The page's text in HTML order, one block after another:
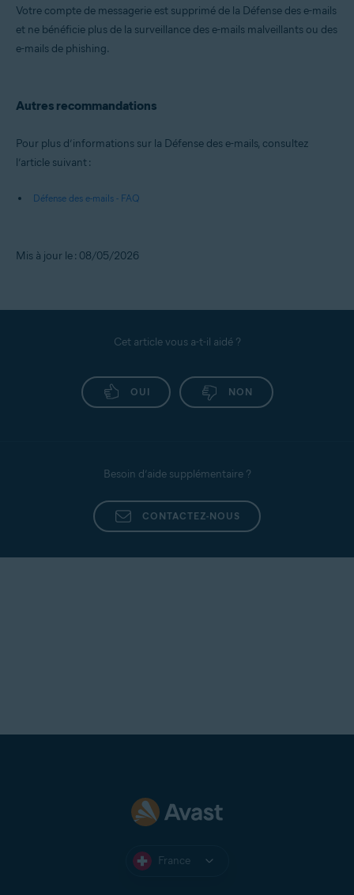
Votre compte de messagerie est supprimé de la Défense des e-mails
et ne bénéficie plus de la surveillance des e-mails malveillants ou des
e-mails de phishing.
Autres recommandations
Pour plus d’informations sur la Défense des e-mails, consultez
l’article suivant :
Défense des e-mails - FAQ
Mis à jour le : 08/05/2026
Cet article vous a-t-il aidé ?
OUI NON
Besoin d’aide supplémentaire ?
CONTACTEZ-NOUS
France